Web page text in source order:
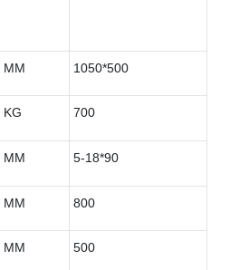
MM 1050*500
KG 700
MM 5-18*90
MM 800
MM 500